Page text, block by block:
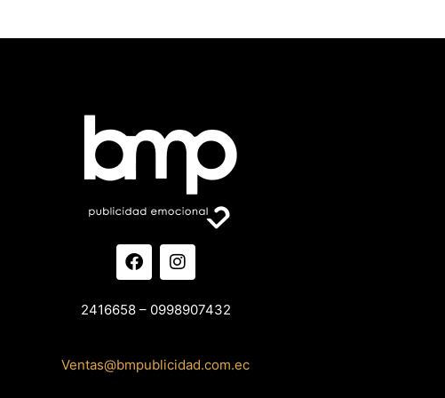
2416658 – 0998907432
Ventas@bmpublicidad.com.ec